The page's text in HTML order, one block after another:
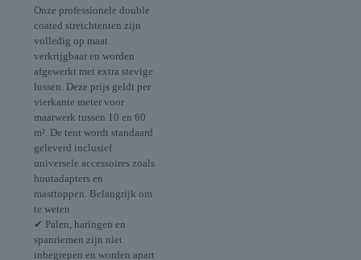
Onze professionele double
coated stretchtenten zijn
volledig op maat
verkrijgbaar en worden
afgewerkt met extra stevige
lussen. Deze prijs geldt per
vierkante meter voor
maatwerk tussen 10 en 60
m². De tent wordt standaard
geleverd inclusief
universele accessoires zoals
houtadapters en
masttoppen. Belangrijk om
te weten
✔ Palen, haringen en
spanriemen zijn niet
inbegrepen en worden apart